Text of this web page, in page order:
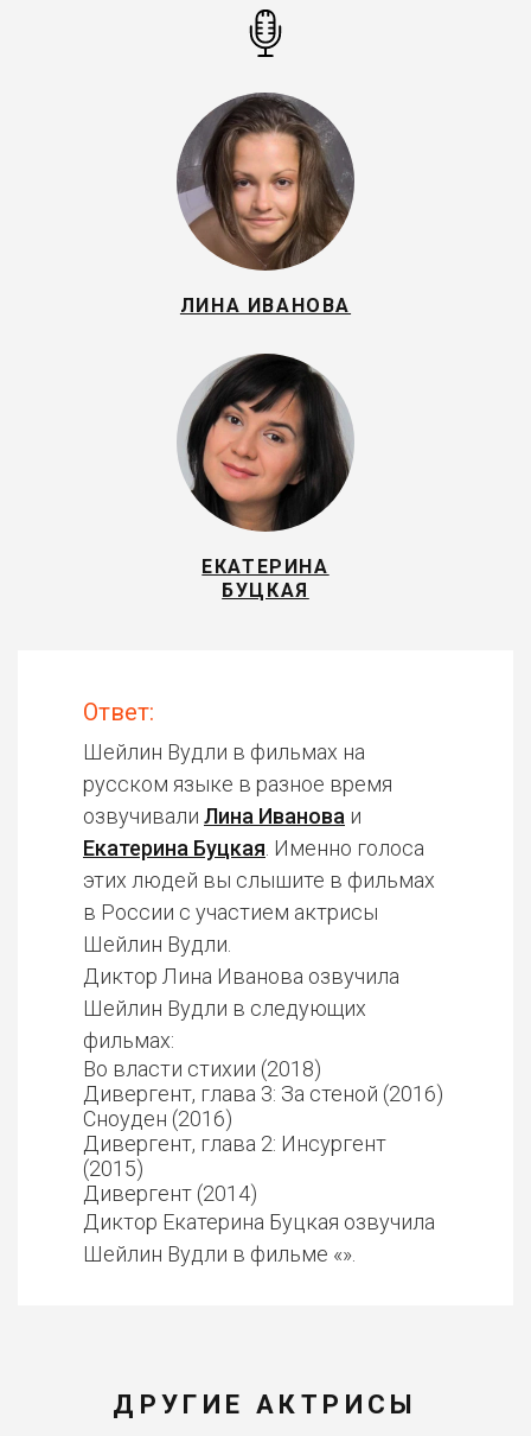
ЛИНА ИВАНОВА
ЕКАТЕРИНА
БУЦКАЯ
Ответ:
Шейлин Вудли в фильмах на
русском языке в разное время
озвучивали Лина Иванова и
Екатерина Буцкая . Именно голоса
этих людей вы слышите в фильмах
в России с участием актрисы
Шейлин Вудли.
Диктор Лина Иванова озвучила
Шейлин Вудли в следующих
фильмах:
Во власти стихии (2018)
Дивергент, глава 3: За стеной (2016)
Сноуден (2016)
Дивергент, глава 2: Инсургент
(2015)
Дивергент (2014)
Диктор Екатерина Буцкая озвучила
Шейлин Вудли в фильме «».
ДРУГИЕ АКТРИСЫ